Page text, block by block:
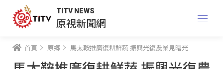
TITV NEWS
原視新聞網
首頁 原鄉 馬太鞍推廣復耕鮮蔬 振興光復農業見曙光